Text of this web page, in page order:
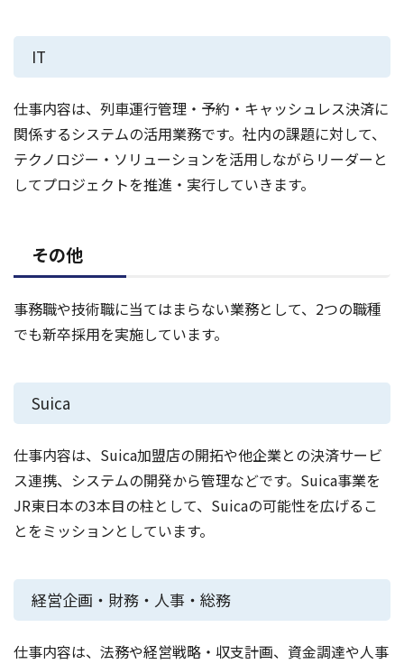
IT
仕事内容は、列車運行管理・予約・キャッシュレス決済に
関係するシステムの活用業務です。社内の課題に対して、
テクノロジー・ソリューションを活用しながらリーダーと
してプロジェクトを推進・実行していきます。
その他
事務職や技術職に当てはまらない業務として、2つの職種
でも新卒採用を実施しています。
Suica
仕事内容は、Suica加盟店の開拓や他企業との決済サービ
ス連携、システムの開発から管理などです。Suica事業を
JR東日本の3本目の柱として、Suicaの可能性を広げるこ
とをミッションとしています。
経営企画・財務・人事・総務
仕事内容は、法務や経営戦略・収支計画、資金調達や人事